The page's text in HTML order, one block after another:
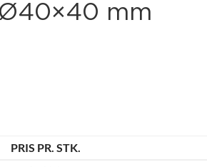
mm
PRIS PR. STK.